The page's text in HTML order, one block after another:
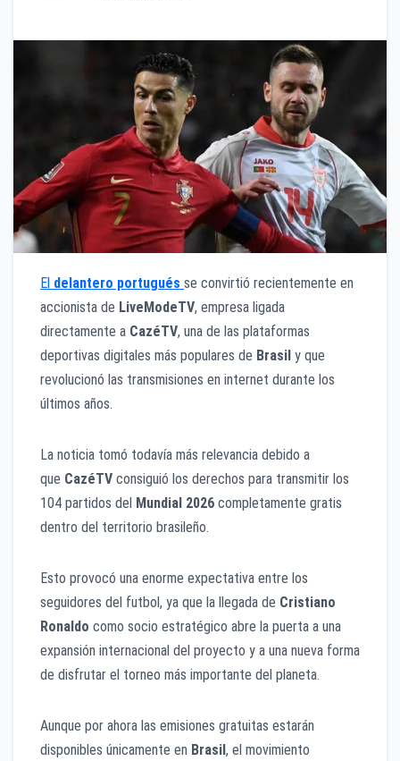
El delantero portugués se convirtió recientemente en
accionista de LiveModeTV, empresa ligada
directamente a CazéTV, una de las plataformas
deportivas digitales más populares de Brasil y que
revolucionó las transmisiones en internet durante los
últimos años.
La noticia tomó todavía más relevancia debido a
que CazéTV consiguió los derechos para transmitir los
104 partidos del Mundial 2026 completamente gratis
dentro del territorio brasileño.
Esto provocó una enorme expectativa entre los
seguidores del futbol, ya que la llegada de Cristiano
Ronaldo como socio estratégico abre la puerta a una
expansión internacional del proyecto y a una nueva forma
de disfrutar el torneo más importante del planeta.
Aunque por ahora las emisiones gratuitas estarán
disponibles únicamente en Brasil, el movimiento